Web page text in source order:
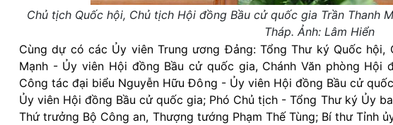
Chủ tịch Quốc hội, Chủ tịch Hội đồng Bầu cử quốc gia Trần Thanh
Tháp. Ảnh: Lâm Hiển
Cùng dự có các Ủy viên Trung ương Đảng: Tổng Thư ký Quốc hội,
Mạnh - Ủy viên Hội đồng Bầu cử quốc gia, Chánh Văn phòng Hội
Công tác đại biểu Nguyễn Hữu Đông - Ủy viên Hội đồng Bầu cử
Ủy viên Hội đồng Bầu cử quốc gia; Phó Chủ tịch - Tổng Thư ký Ủy
Thứ trưởng Bộ Công an, Thượng tướng Phạm Thế Tùng; Bí thư Tỉnh